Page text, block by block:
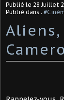
Publié le 28 Juillet
Publié dans :